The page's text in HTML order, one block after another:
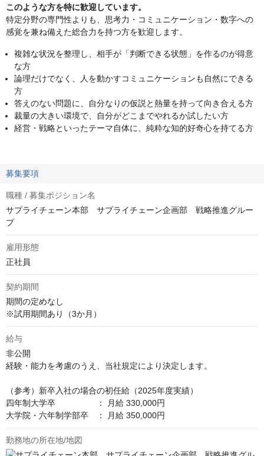
このような方を特に歓迎しています。
特定分野の専門性よりも、思考力・コミュニケーション・数字への
感覚を兼ね備えた総合力を持つ方を歓迎します。
複雑な状況を整理し、相手が「判断できる状態」を作るのが得意
な方
論理だけでなく、人を動かすコミュニケーションも自然にできる
方
答えのない問題に、自分なりの仮説と熱量を持って向き合える方
裁量の大きい環境で、自分がどこまでやれるか試したい方
経営・戦略といったテーマ自体に、純粋な知的好奇心を持てる方
募集要項
職種 / 募集ポジション名
サプライチェーン本部 サプライチェーン企画部 戦略推進グルー
プ
雇用形態
正社員
契約期間
期間の定めなし
※試用期間あり（3か月）
給与
非公開
経験・能力を考慮のうえ、当社規定により決定します。
（参考）新卒入社の場合の初任給（2025年度実績）
四年制大学卒　　　　　： 月給 330,000円
大学院・六年制学部卒　： 月給 350,000円
勤務地の所在地/地図